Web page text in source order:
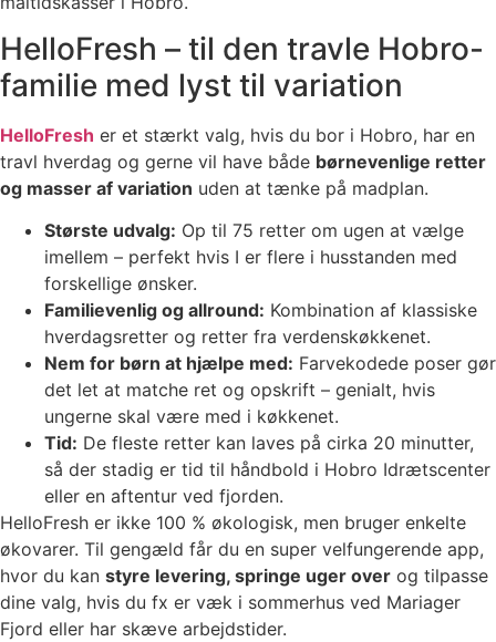
HelloFresh – til den travle Hobro-
familie med lyst til variation
HelloFresh er et stærkt valg, hvis du bor i Hobro, har en
travl hverdag og gerne vil have både børnevenlige retter
og masser af variation uden at tænke på madplan.
Største udvalg: Op til 75 retter om ugen at vælge
imellem – perfekt hvis I er flere i husstanden med
forskellige ønsker.
Familievenlig og allround: Kombination af klassiske
hverdagsretter og retter fra verdenskøkkenet.
Nem for børn at hjælpe med: Farvekodede poser gør
det let at matche ret og opskrift – genialt, hvis
ungerne skal være med i køkkenet.
Tid: De fleste retter kan laves på cirka 20 minutter,
så der stadig er tid til håndbold i Hobro Idrætscenter
eller en aftentur ved fjorden.
HelloFresh er ikke 100 % økologisk, men bruger enkelte
økovarer. Til gengæld får du en super velfungerende app,
hvor du kan styre levering, springe uger over og tilpasse
dine valg, hvis du fx er væk i sommerhus ved Mariager
Fjord eller har skæve arbejdstider.